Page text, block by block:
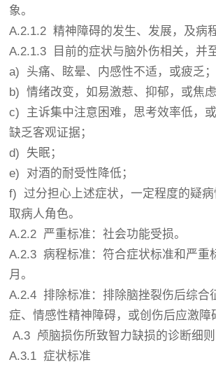
象。
A.2.1.2 精神障碍的发生、发展，及病
A.2.1.3 目前的症状与脑外伤相关，并
a) 头痛、眩晕、内感性不适，或疲乏；
b) 情绪改变，如易激惹、抑郁，或焦虑
c) 主诉集中注意困难，思考效率低，
缺乏客观证据；
d) 失眠；
e) 对酒的耐受性降低；
f) 过分担心上述症状，一定程度的疑
取病人角色。
A.2.2 严重标准：社会功能受损。
A.2.3 病程标准：符合症状标准和严重
月。
A.2.4 排除标准：排除脑挫裂伤后综合
症、情感性精神障碍，或创伤后应激障
A.3 颅脑损伤所致智力缺损的诊断细则
A.3.1 症状标准